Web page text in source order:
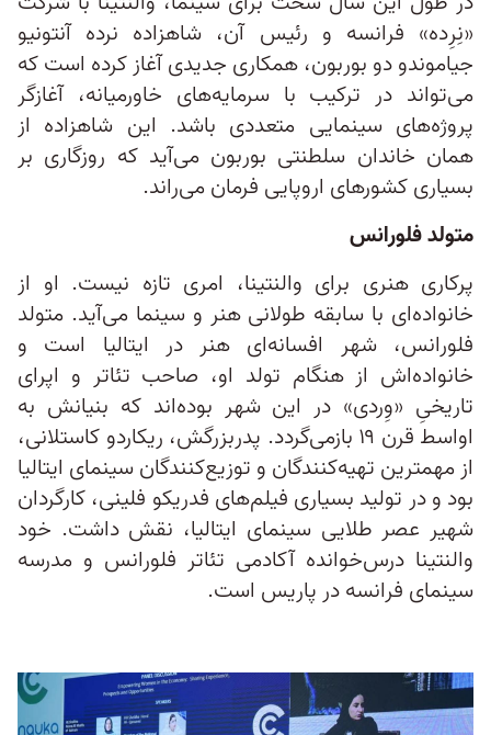
«نِرِده» فرانسه و رئیس آن، شاهزاده نرده آنتونیو
جیاموندو دو بوربون، همکاری جدیدی آغاز کرده است که
می‌تواند در ترکیب با سرمایه‌های خاورمیانه، آغازگر
پروژه‌های سینمایی متعددی باشد. این شاهزاده از
همان خاندان سلطنتی بوربون می‌آید که روزگاری بر
بسیاری کشورهای اروپایی فرمان می‌راند.
متولد فلورانس
پرکاری هنری برای والنتینا، امری تازه نیست. او از
خانواده‌ای با سابقه طولانی هنر و سینما می‌آید. متولد
فلورانس، شهر افسانه‌ای هنر در ایتالیا است و
خانواده‌اش از هنگام تولد او، صاحب تئاتر و اپرای
تاریخیِ «وِردی» در این شهر بوده‌اند که بنیانش به
اواسط قرن ۱۹ بازمی‌گردد. پدربزرگش، ریکاردو کاستلانی،
از مهمترین تهیه‌کنندگان و توزیع‌کنندگان سینمای ایتالیا
بود و در تولید بسیاری فیلم‌های فدریکو فلینی، کارگردان
شهیر عصر طلایی سینمای ایتالیا، نقش داشت. خود
والنتینا درس‌خوانده آکادمی تئاتر فلورانس و مدرسه
سینمای فرانسه در پاریس است.